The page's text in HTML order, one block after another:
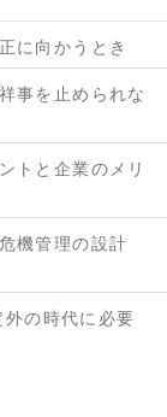
に向かうとき
事を止められな
トと企業のメリ
機管理の設計
外の時代に必要